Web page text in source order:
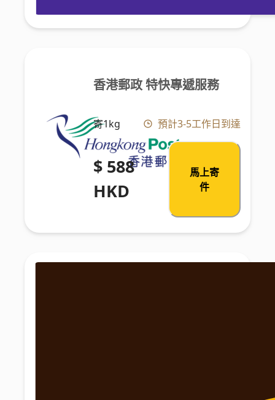
香港郵政 特快專遞服務
寄1kg 預計3-5工作日到達
$ 588
HKD
馬上寄
件